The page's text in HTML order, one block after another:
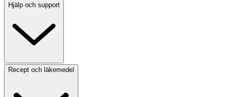
Hjälp och support
Recept och läkemedel